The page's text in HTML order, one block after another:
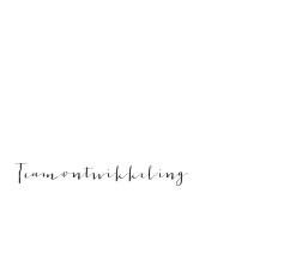
Teamontwikkeling